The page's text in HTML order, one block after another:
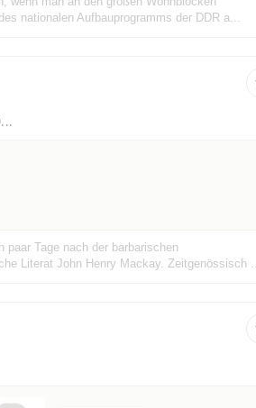
nationalen Aufbauprogramms der DDR a...
Haus der Demokratie, Greifswalder Str. 4, 10405 Berlin, Deutschland
Tage nach der barbarischen
Literat John Henry Mackay. Zeitgenössisch ...